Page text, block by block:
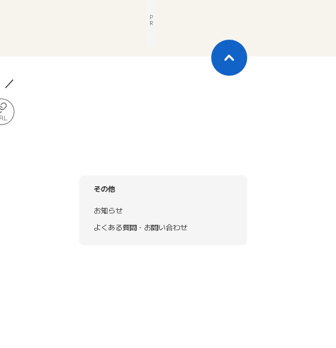
P
R
その他
お知らせ
よくある質問・お問い合わせ